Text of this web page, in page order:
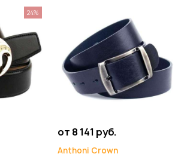
24%
от 8 141 руб.
Anthoni Crown